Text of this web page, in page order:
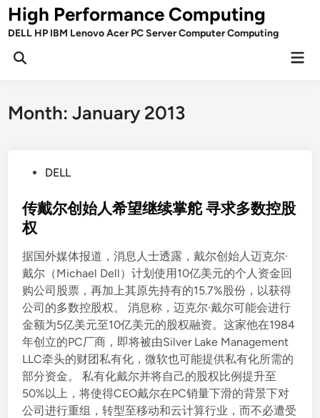
Skip
toHigh Performance Computing
DELL HP IBM Lenovo Acer PC Server Computer Computing
Open
Month:January 2013
s
t
d
i
n
DELL
传戴尔创始人希望继续掌舵 寻求多数控股
权
据国外媒体报道，消息人士透露，戴尔创始人迈克尔·
戴尔（Michael Dell）计划使用10亿美元的个人资金回
购公司股票，再加上其原先持有的15.7%股份，以获得
公司的多数控股权。 消息称，迈克尔·戴尔可能会进行
金额为5亿美元至10亿美元的股权融资。这家他在1984
年创立的PC厂商，即将被由Silver Lake Management
LLC牵头的财团私有化，微软也可能提供私有化所需的
部分资金。 私有化戴尔并将自己的股权比例提升至
50%以上，将使得CEO戴尔在PC销量下滑的背景下对
公司进行重组，转型至移动和云计算行业，而不必遭受